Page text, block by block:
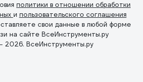
политики в отношении обработки
и пользовательского соглашения
свои данные в любой форме
на сайте ВсеИнструменты.ру
2026. ВсеИнструменты.ру